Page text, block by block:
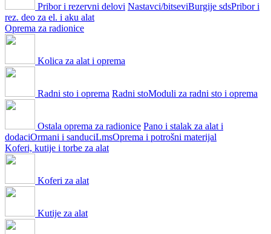
Pribor i rezervni delovi Nastavci/bitseviBurgije sdsPribor i
rez. deo za el. i aku alat
Oprema za radionice
Kolica za alat i oprema
Radni sto i oprema Radni stoModuli za radni sto i oprema
Ostala oprema za radionice Pano i stalak za alat i
dodaciOrmani i sanduciLmsOprema i potrošni materijal
Koferi, kutije i torbe za alat
Koferi za alat
Kutije za alat